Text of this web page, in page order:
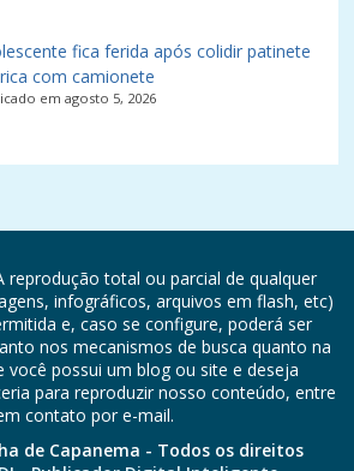
fica ferida após colidir patinete
com camionete
em agosto 5, 2026
reprodução total ou parcial de qualquer
infográficos, arquivos em flash, etc)
e, caso se configure, poderá ser
nos mecanismos de busca quanto na
você possui um blog ou site e deseja
para reproduzir nosso conteúdo, entre
contato por e-mail.
de Capanema - Todos os direitos